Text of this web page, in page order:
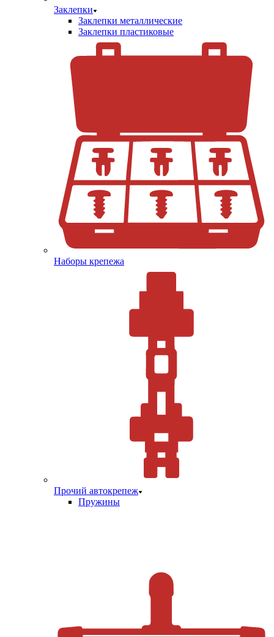
Заклепки
Заклепки металлические
Заклепки пластиковые
Наборы крепежа
Прочий автокрепеж
Пружины